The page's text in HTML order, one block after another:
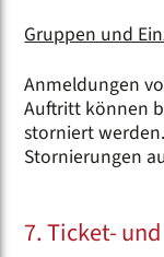
Gruppen und
Anmeldungen
Auftritt können
storniert
Stornierungen
7. Ticket-